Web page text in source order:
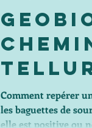
Comment repérer
les baguettes de
elle est positive ou